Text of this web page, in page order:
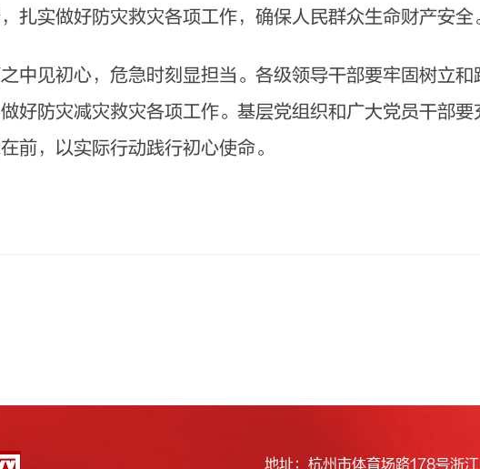
扎实做好防灾救灾各项工作，确保人民群众生命财产安全
中见初心，危急时刻显担当。各级领导干部要牢固树立
好防灾减灾救灾各项工作。基层党组织和广大党员干部
前，以实际行动践行初心使命。
地址：杭州市体育场路178号浙